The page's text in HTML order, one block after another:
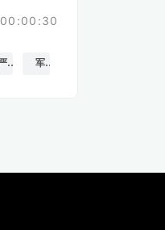
00:00:30
严肃的 军队